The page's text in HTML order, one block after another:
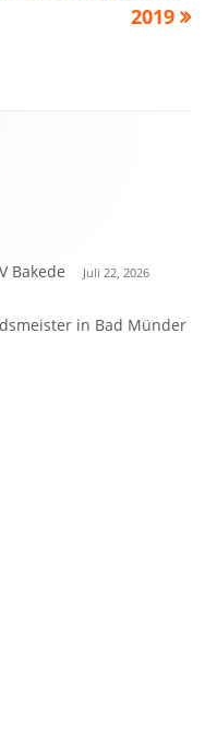
2019
Bakede Juli 22, 2026
in Bad Münder